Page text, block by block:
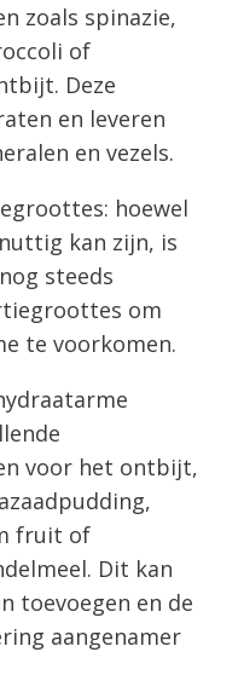
zoals spinazie,
of
Deze
en leveren
en vezels.
hoewel
kan zijn, is
steeds
om
te voorkomen.
voor het ontbijt,
fruit of
Dit kan
toevoegen en de
aangenamer